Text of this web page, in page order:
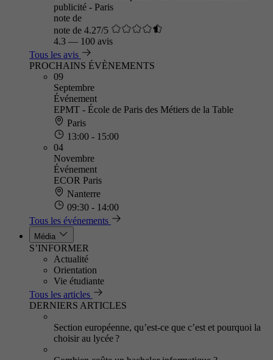
publicité - Paris
note de
note de 4.27/5
4.3 — 100 avis
Tous les avis
PROCHAINS ÉVÈNEMENTS
09
Septembre
Événement
EPMT - École de Paris des Métiers de la Table
Paris
13:00 - 15:00
04
Novembre
Événement
ECOR Paris
Nanterre
09:30 - 14:00
Tous les événements
Média
S’INFORMER
Actualité
Orientation
Vie étudiante
Tous les articles
DERNIERS ARTICLES
Section européenne, qu’est-ce que c’est et pourquoi la
choisir au lycée ?